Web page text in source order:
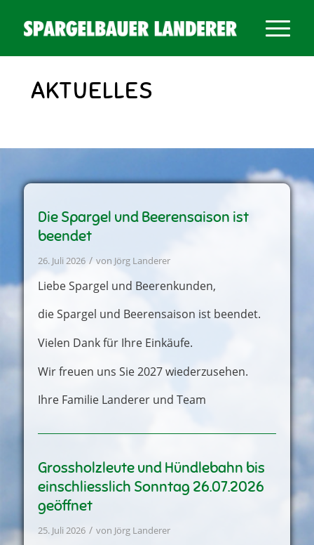
AKTUELLES
Die Spargel und Beerensaison ist
beendet
26. Juli 2026 / von Jörg Landerer
Liebe Spargel und Beerenkunden,
die Spargel und Beerensaison ist beendet.
Vielen Dank für Ihre Einkäufe.
Wir freuen uns Sie 2027 wiederzusehen.
Ihre Familie Landerer und Team
Grossholzleute und Hündlebahn bis
einschliesslich Sonntag 26.07.2026
geöffnet
25. Juli 2026 / von Jörg Landerer